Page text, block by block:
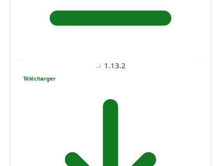
1.13.2
Télécharger